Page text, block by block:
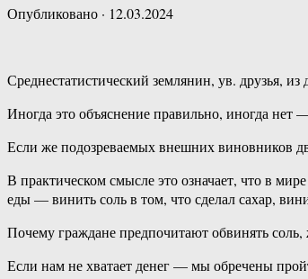
Опубликовано · 12.03.2024
Среднестатистический землянин, ув. друзья,
Иногда это объяснение правильно, иногда
Если же подозреваемых внешних виновников
В практическом смысле это означает, что в
еды — винить соль в том, что сделал сахар,
Почему граждане предпочитают обвинять
Если нам не хватает денег — мы обречены